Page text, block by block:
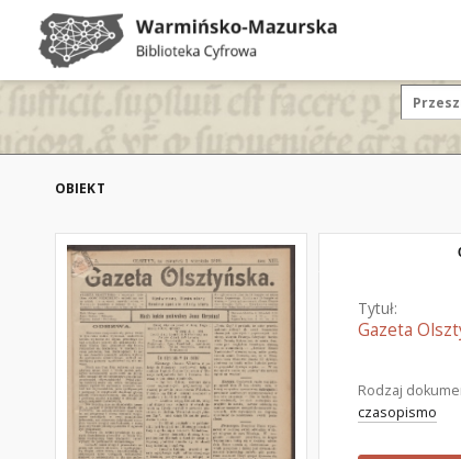
OBIEKT
Tytuł:
Gazeta
Rodzaj
czasopismo